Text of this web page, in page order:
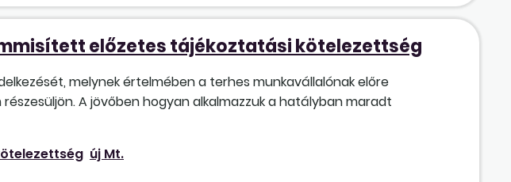
előzetes tájékoztatási kötelezettség
melynek értelmében a terhes munkavállalónak előre
A jövőben hogyan alkalmazzuk a hatályban maradt
új Mt.